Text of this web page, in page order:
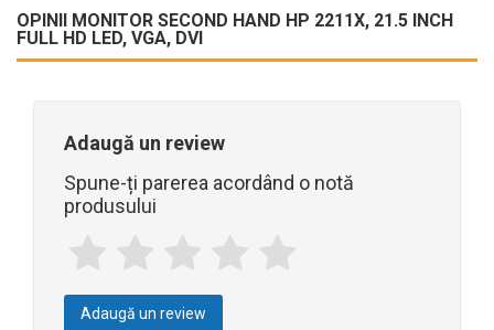
OPINII MONITOR SECOND HAND HP 2211X, 21.5 INCH
FULL HD LED, VGA, DVI
Adaugă un review
Spune-ți parerea acordând o notă
produsului
Adaugă un review